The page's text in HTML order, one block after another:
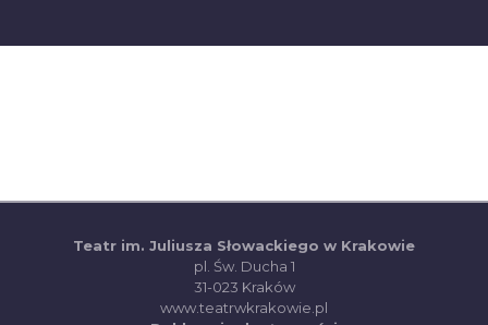
Teatr im. Juliusza Słowackiego w Krakowie
pl. Św. Ducha 1
31-023 Kraków
www.teatrwkrakowie.pl